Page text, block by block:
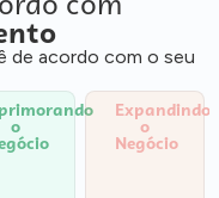
de acordo com o seu
o
Expandindo
o
Negócio